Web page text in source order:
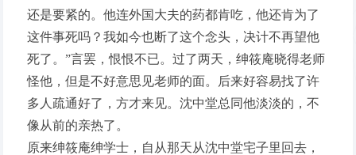
还是要紧的。他连外国大夫的药都肯吃，他还肯为了
这件事死吗？我如今也断了这个念头，决计不再望他
死了。”言罢，恨恨不已。过了两天，绅筱庵晓得老师
怪他，但是不好意思见老师的面。后来好容易找了许
多人疏通好了，方才来见。沈中堂总同他淡淡的，不
像从前的亲热了。
原来绅筱庵绅学士，自从那天从沈中堂宅子里回去，